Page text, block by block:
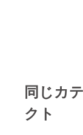
同じカ
クト